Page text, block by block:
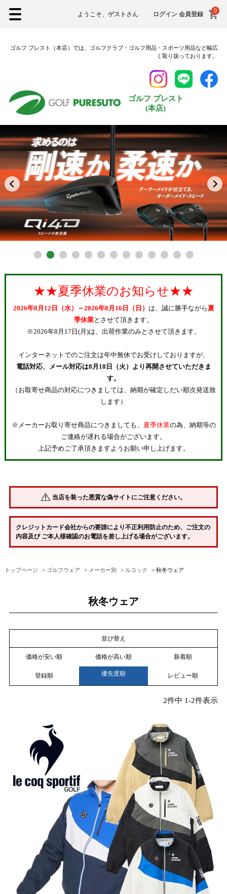
ようこそ、 ゲスト さん ログイン 会員登録 0
ゴルフ プレスト（本店）では、ゴルフクラブ・ゴルフ用品・スポーツ用品など幅広
く取り扱っております。
ゴルフ プレスト
(本店)
★★夏季休業のお知らせ★★
2026年8月12日（水）～2026年8月16日（日） は、誠に勝手ながら夏
季休業とさせて頂きます。
※2026年8月17日(月)は、出荷作業のみとさせて頂きます。
インターネットでのご注文は年中無休でお受けしておりますが、
電話対応、メール対応は8月18日（火）より再開させていただきま
す。
（お取寄せ商品の対応につきましては、納期が確定しだい順次発送致
します）
※メーカーお取り寄せ商品につきましても、 夏季休業の為、納期等の
ご連絡が遅れる場合がございます。
上記予めご了承頂きますようお願い申し上げます。
当店を装った悪質な偽サイトにご注意ください。
クレジットカード会社からの要請により不正利用防止のため、ご注文の
内容及び ご本人様確認のお電話を差し上げる場合がございます。
トップページ ゴルフウェア メーカー別 ルコック 秋冬ウェア
秋冬ウェア
並び替え
価格が安い順 価格が高い順 新着順
登録順 優先度順 レビュー順
2件中 1-2件表示